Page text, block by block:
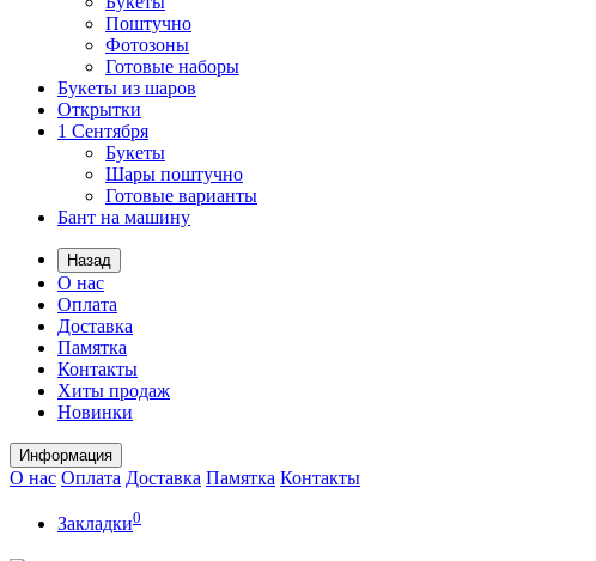
Поштучно
Фотозоны
Готовые наборы
Букеты из шаров
Открытки
1 Сентября
Букеты
Шары поштучно
Готовые варианты
Бант на машину
Назад
О нас
Оплата
Доставка
Памятка
Контакты
Хиты продаж
Новинки
Информация
О нас Оплата Доставка Памятка Контакты
Закладки0